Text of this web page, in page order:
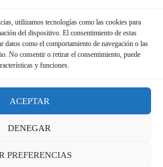
utilizamos tecnologías como las cookies para
del dispositivo. El consentimiento de estas
datos como el comportamiento de navegación o las
No consentir o retirar el consentimiento, puede
y funciones.
ACEPTAR
DENEGAR
PREFERENCIAS
de Cookies